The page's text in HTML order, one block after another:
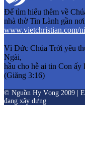
Để tìm hiểu thêm về
nhà thờ Tin Lành gần
www.vietchristian.com/
Vì Đức Chúa Trời yêu
Ngài,
hầu cho hễ ai tin Con
(Giăng 3:16)
© Nguồn Hy Vọng 2009 |
đang xây dựng